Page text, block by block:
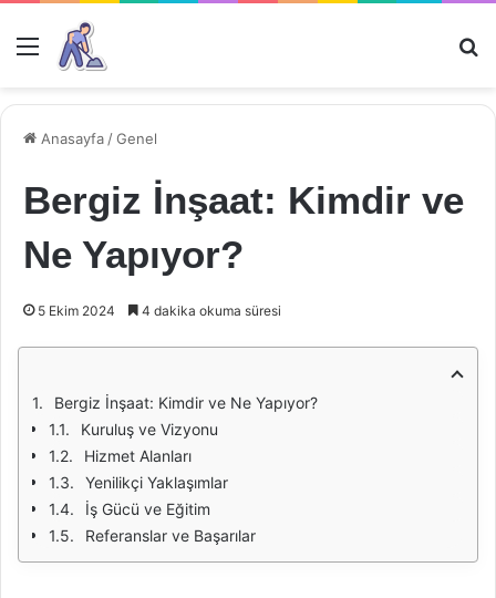
Menü
Anasayfa /Genel
Bergiz İnşaat: Kimdir ve
Ne Yapıyor?
5 Ekim 2024 4 dakika okuma süresi
Bergiz İnşaat: Kimdir ve Ne Yapıyor?
Kuruluş ve Vizyonu
Hizmet Alanları
Yenilikçi Yaklaşımlar
İş Gücü ve Eğitim
Referanslar ve Başarılar